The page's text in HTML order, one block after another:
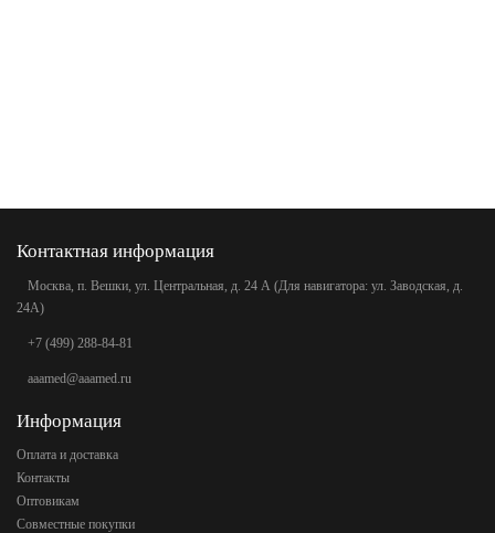
Контактная информация
Москва, п. Вешки, ул. Центральная, д. 24 А (Для навигатора: ул. Заводская, д.
24А)
+7 (499) 288-84-81
aaamed@aaamed.ru
Информация
Оплата и доставка
Контакты
Оптовикам
Совместные покупки